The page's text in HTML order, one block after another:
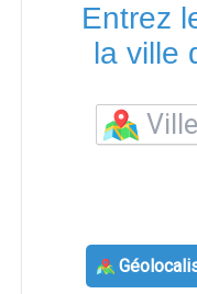
Entrez
la ville